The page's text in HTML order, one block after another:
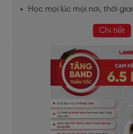
Học mọi lúc mọi nơi, thời
Chi tiết